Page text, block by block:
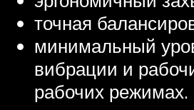
точная
минимальный
вибрации и
рабочих режимах.